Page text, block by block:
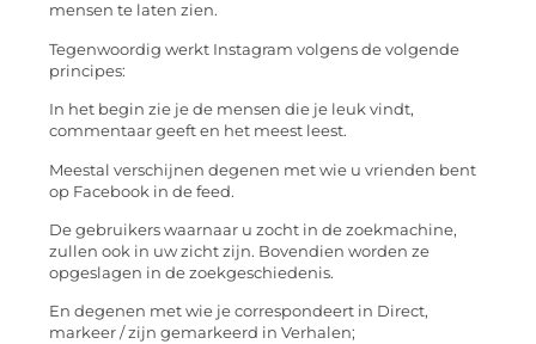
mensen te laten zien.
Tegenwoordig werkt Instagram volgens de volgende
principes:
In het begin zie je de mensen die je leuk vindt,
commentaar geeft en het meest leest.
Meestal verschijnen degenen met wie u vrienden bent
op Facebook in de feed.
De gebruikers waarnaar u zocht in de zoekmachine,
zullen ook in uw zicht zijn. Bovendien worden ze
opgeslagen in de zoekgeschiedenis.
En degenen met wie je correspondeert in Direct,
markeer / zijn gemarkeerd in Verhalen;